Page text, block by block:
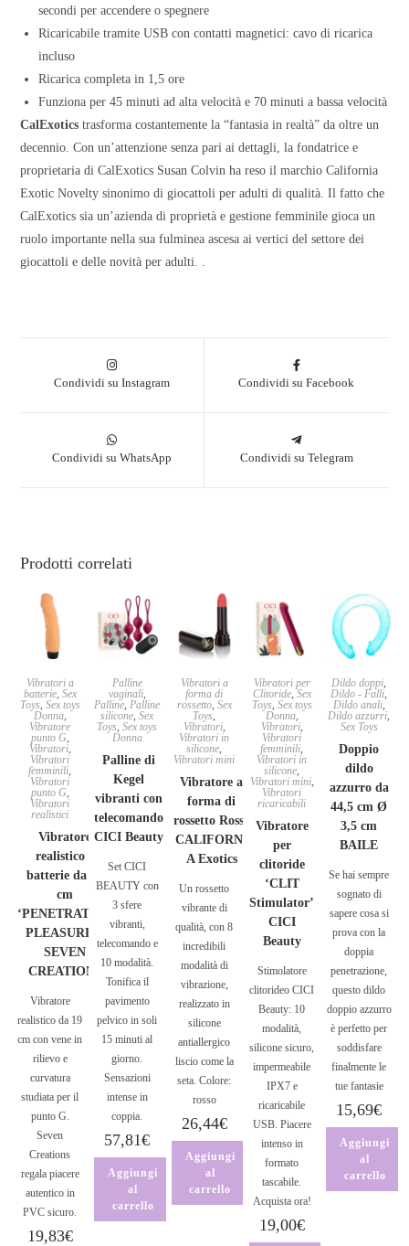
secondi per accendere o spegnere
Ricaricabile tramite USB con contatti magnetici: cavo di ricarica
incluso
Ricarica completa in 1,5 ore
Funziona per 45 minuti ad alta velocità e 70 minuti a bassa velocità
CalExotics trasforma costantemente la “fantasia in realtà” da oltre un
decennio. Con un’attenzione senza pari ai dettagli, la fondatrice e
proprietaria di CalExotics Susan Colvin ha reso il marchio California
Exotic Novelty sinonimo di giocattoli per adulti di qualità. Il fatto che
CalExotics sia un’azienda di proprietà e gestione femminile gioca un
ruolo importante nella sua fulminea ascesa ai vertici del settore dei
giocattoli e delle novità per adulti. .
Condividi su Instagram Condividi su Facebook
Condividi su WhatsApp Condividi su Telegram
Prodotti correlati
Vibratori a
batterie, Sex
Toys Sex toys
Donna,
Vibratore
punto G
Vibratori,
Vibratori
femminili
Vibratori
punto G
Vibratori
realistici
Vibratore
realistico a
batterie da 19
cm
‘PENETRATING
PLEASURES’
SEVEN
CREATIONS
Vibratore
realistico da 19
cm con vene in
rilievo e
curvatura
studiata per il
punto G.
Seven
Creations
regala piacere
autentico in
PVC sicuro.
19,83€
Palline
vaginali,
Palline Palline
silicone ,Sex
Toys ,Sex toys
Donna
Palline di
Kegel
vibranti con
telecomando
CICI Beauty
Set CICI
BEAUTY con
3 sfere
vibranti,
telecomando e
10 modalità.
Tonifica il
pavimento
pelvico in soli
15 minuti al
giorno.
Sensazioni
intense in
coppia.
57,81€
Aggiungi
al
carrello
Vibratori a
forma di
rossetto, Sex
Toys
Vibratori,
Vibratori in
silicone
Vibratori mini
Vibratore a
forma di
rossetto Rosso
CALIFORNI
A Exotics
Un rossetto
vibrante di
qualità, con 8
incredibili
modalità di
vibrazione,
realizzato in
silicone
antiallergico
liscio come la
seta. Colore:
rosso
26,44€
Aggiungi
al
carrello
Vibratori per
Clitoride,Sex
Toys Sex toys
Donna,
Vibratori,
Vibratori
femminili
Vibratori in
silicone
Vibratori mini,
Vibratori
ricaricabili
Vibratore
per
clitoride
‘CLIT
Stimulator’
CICI
Beauty
Stimolatore
clitorideo CICI
Beauty: 10
modalità,
silicone sicuro,
impermeabile
IPX7 e
ricaricabile
USB. Piacere
intenso in
formato
tascabile.
Acquista ora!
19,00€
Dildo doppi
Dildo - Falli
Dildo anali,
Dildo azzurri
Sex Toys
Doppio
dildo
azzurro da
44,5 cm Ø
3,5 cm
BAILE
Se hai sempre
sognato di
sapere cosa si
prova con la
doppia
penetrazione,
questo dildo
doppio azzurro
è perfetto per
soddisfare
finalmente le
tue fantasie
15,69€
Aggiungi
al
carrello